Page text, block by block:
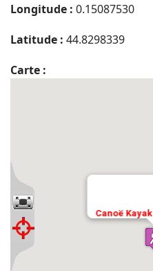
Longitude : 0.15087530
Latitude : 44.8298339
Carte :
Canoë